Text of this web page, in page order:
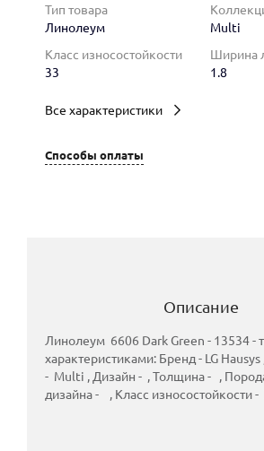
Тип товара
Линолеум
Multi
Класс износостойкости
33
Ширина
1.8
Все характеристики
Способы оплаты
Описание
Линолеум 6606 Dark Green - 13534 -
характеристиками: Бренд - LG
- Multi , Дизайн - , Толщина - ,
дизайна - , Класс износостойкости -